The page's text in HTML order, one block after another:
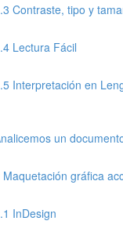
Contraste, tipo y
Lectura Fácil
Interpretación en
un
gráfica
InDesign